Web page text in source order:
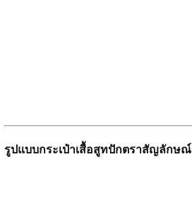
รูปแบบกระเป๋าเสื้อสูทปักตราสัญลักษณ์